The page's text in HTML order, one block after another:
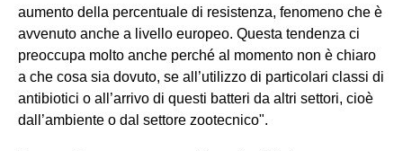
aumento della percentuale di resistenza, fenomeno che è
avvenuto anche a livello europeo. Questa tendenza ci
preoccupa molto anche perché al momento non è chiaro
a che cosa sia dovuto, se all’utilizzo di particolari classi di
antibiotici o all’arrivo di questi batteri da altri settori, cioè
dall’ambiente o dal settore zootecnico".